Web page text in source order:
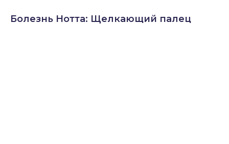
Болезнь Нотта: Щелкающий палец